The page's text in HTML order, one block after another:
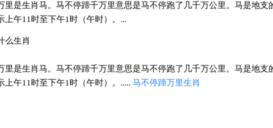
里是生肖马。马不停蹄千万里意思是马不停跑了几千万公里。马是地支
上午11时至下午1时（午时）。...
么生肖
里是生肖马。马不停蹄千万里意思是马不停跑了几千万公里。马是地支
上午11时至下午1时（午时）。..... 马不停蹄万里生肖